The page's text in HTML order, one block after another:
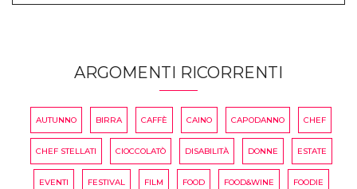
ARGOMENTI RICORRENTI
AUTUNNO BIRRA CAFFÈ CAINO CAPODANNO CHEF
CHEF STELLATI CIOCCOLATÒ DISABILITÀ DONNE ESTATE
EVENTI FESTIVAL FILM FOOD FOOD&WINE FOODIE